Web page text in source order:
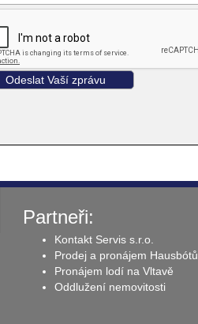
Partneři:
Kontakt Servis s.r.o.
Prodej a pronájem Hausbótů
Pronájem lodí na Vltavě
Oddlužení nemovitosti